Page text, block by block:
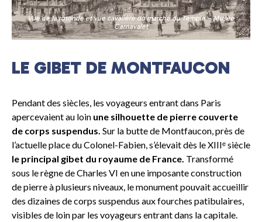
Vue de la rotonde et vue cavalière du marché du Temple – Musée
Carnavalet
LE GIBET DE MONTFAUCON
Pendant des siècles, les voyageurs entrant dans Paris
apercevaient au loin une silhouette de pierre couverte
de corps suspendus. Sur la butte de Montfaucon, près de
l’actuelle place du Colonel-Fabien, s’élevait dès le XIIIᵉ siècle
le principal gibet du royaume de France. Transformé
sous le règne de Charles VI en une imposante construction
de pierre à plusieurs niveaux, le monument pouvait accueillir
des dizaines de corps suspendus aux fourches patibulaires,
visibles de loin par les voyageurs entrant dans la capitale.